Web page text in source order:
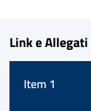
Link e Allegati
Item 1